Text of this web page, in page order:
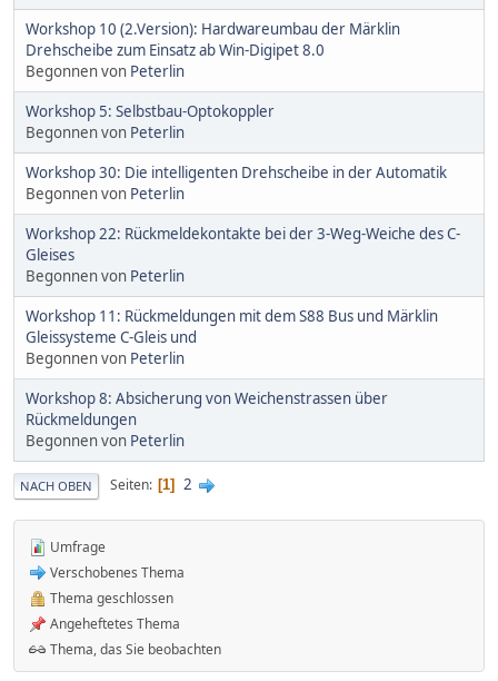
Workshop 10 (2.Version): Hardwareumbau der Märklin
Drehscheibe zum Einsatz ab Win-Digipet 8.0
Begonnen von Peterlin
Workshop 5: Selbstbau-Optokoppler
Begonnen von Peterlin
Workshop 30: Die intelligenten Drehscheibe in der Automatik
Begonnen von Peterlin
Workshop 22: Rückmeldekontakte bei der 3-Weg-Weiche des C-
Gleises
Begonnen von Peterlin
Workshop 11: Rückmeldungen mit dem S88 Bus und Märklin
Gleissysteme C-Gleis und
Begonnen von Peterlin
Workshop 8: Absicherung von Weichenstrassen über
Rückmeldungen
Begonnen von Peterlin
NACH OBEN Seiten 1 2
Umfrage
Verschobenes Thema
Thema geschlossen
Angeheftetes Thema
Thema, das Sie beobachten